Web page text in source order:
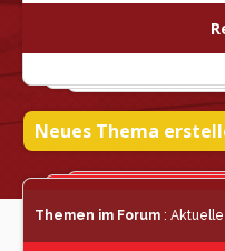
Neues Thema
Themen im Forum :